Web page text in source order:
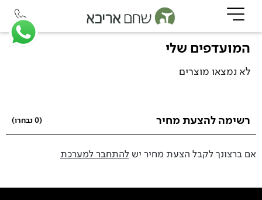
רשימה להצעת מחיר (0 נבחרו)
אם ברצונך לקבל הצעת מחיר יש להתחבר למערכת
המועדפים שלי
לא נמצאו מוצרים